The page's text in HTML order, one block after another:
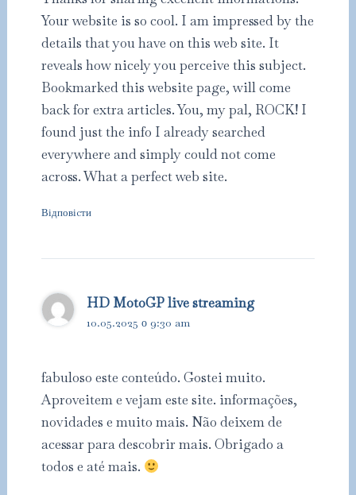
Your website is so cool. I am impressed by the
details that you have on this web site. It
reveals how nicely you perceive this subject.
Bookmarked this website page, will come
back for extra articles. You, my pal, ROCK! I
found just the info I already searched
everywhere and simply could not come
across. What a perfect web site.
Відповіcти
HD MotoGP live streaming
10.05.2025 о 9:30 am
fabuloso este conteúdo. Gostei muito.
Aproveitem e vejam este site. informações,
novidades e muito mais. Não deixem de
acessar para descobrir mais. Obrigado a
todos e até mais.